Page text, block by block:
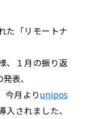
た「リモートナ
、１月の振り返
表、
今月よりunipos
されました、